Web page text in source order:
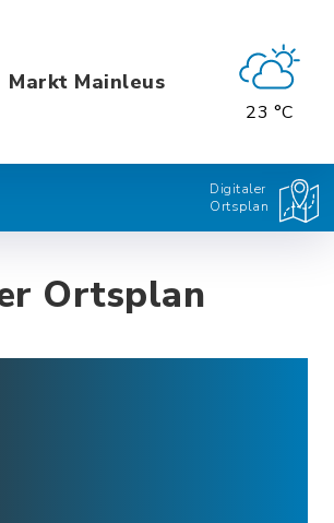
Markt Mainleus
23 °C
Digitaler
Ortsplan
Ortsplan